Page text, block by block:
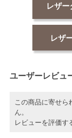
レザ
レザ
ユーザーレビュ
この商品に寄せら
ん。
レビューを評価す